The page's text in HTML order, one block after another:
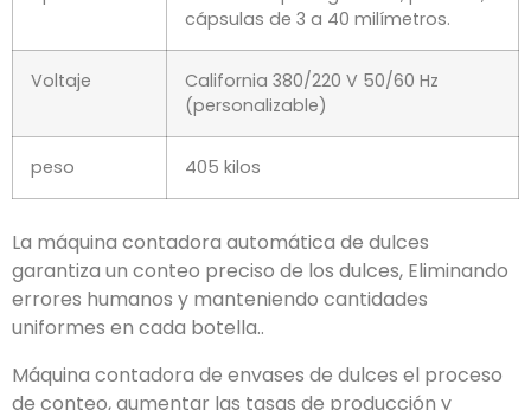
cápsulas de 3 a 40 milímetros.
Voltaje
California 380/220 V 50/60 Hz
(personalizable)
peso 405 kilos
La máquina contadora automática de dulces
garantiza un conteo preciso de los dulces, Eliminando
errores humanos y manteniendo cantidades
uniformes en cada botella..
Máquina contadora de envases de dulces el proceso
de conteo, aumentar las tasas de producción y